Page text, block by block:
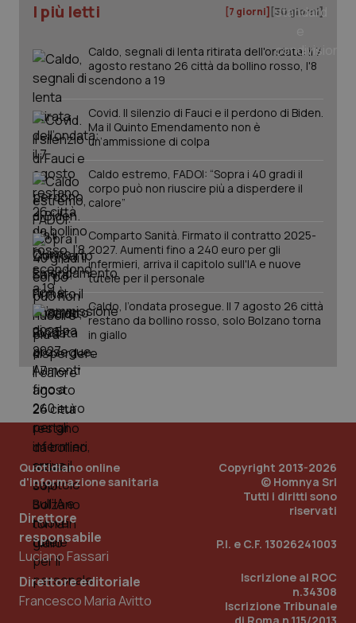
I più letti [7 giorni] [30 giorni]
Caldo, segnali di lenta ritirata dell'ondata: il 7
agosto restano 26 città da bollino rosso, l'8
scendono a 19
Covid. Il silenzio di Fauci e il perdono di Biden.
Ma il Quinto Emendamento non è
un’ammissione di colpa
Caldo estremo, FADOI: “Sopra i 40 gradi il
corpo può non riuscire più a disperdere il
calore”
Comparto Sanità. Firmato il contratto 2025-
2027. Aumenti fino a 240 euro per gli
infermieri, arriva il capitolo sull'IA e nuove
tutele per il personale
Caldo, l’ondata prosegue. Il 7 agosto 26 città
restano da bollino rosso, solo Bolzano torna
in giallo
Quotidiano online
d'informazione sanitaria
Direttore
responsabile
Luciano Fassari
Direttore editoriale
Francesco Maria Avitto
Copyright 2013-2026
© Homnya Srl
Tutti i diritti sono
riservati
P.I. e C.F. 13026241003
Iscrizione al ROC
n.34308
Iscrizione Tribunale
tracking-sites-ironfish-
session-id
www.quotidianosanita.it
_ga
.quotidianosanita.it
PHPSESSID